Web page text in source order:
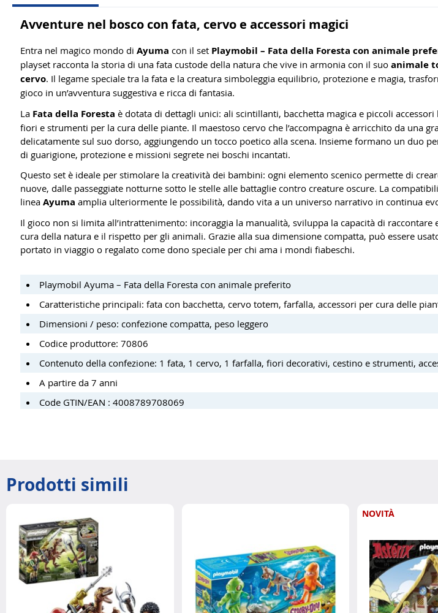
Avventure nel bosco con fata, cervo e accessori magici
Entra nel magico mondo di Ayuma con il set Playmobil – Fata della Foresta con animale
playset racconta la storia di una fata custode della natura che vive in armonia con il suo animale
cervo. Il legame speciale tra la fata e la creatura simboleggia equilibrio, protezione e magia,
gioco in un’avventura suggestiva e ricca di fantasia.
La Fata della Foresta è dotata di dettagli unici: ali scintillanti, bacchetta magica e piccoli
fiori e strumenti per la cura delle piante. Il maestoso cervo che l’accompagna è arricchito da una
delicatamente sul suo dorso, aggiungendo un tocco poetico alla scena. Insieme formano un duo
di guarigione, protezione e missioni segrete nei boschi incantati.
Questo set è ideale per stimolare la creatività dei bambini: ogni elemento scenico permette di
nuove, dalle passeggiate notturne sotto le stelle alle battaglie contro creature oscure. La
linea Ayuma amplia ulteriormente le possibilità, dando vita a un universo narrativo in continua
Il gioco non si limita all’intrattenimento: incoraggia la manualità, sviluppa la capacità di raccontare
cura della natura e il rispetto per gli animali. Grazie alla sua dimensione compatta, può essere
portato in viaggio o regalato come dono speciale per chi ama i mondi fiabeschi.
Playmobil Ayuma – Fata della Foresta con animale preferito
Caratteristiche principali: fata con bacchetta, cervo totem, farfalla, accessori per cura delle
Dimensioni / peso: confezione compatta, peso leggero
Codice produttore: 70806
Contenuto della confezione: 1 fata, 1 cervo, 1 farfalla, fiori decorativi, cestino e strumenti,
A partire da 7 anni
Code GTIN/EAN : 4008789708069
Prodotti simili
NOVITÀ